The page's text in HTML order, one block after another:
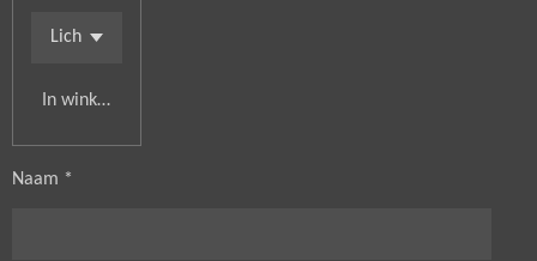
In winkelwagen
Naam *